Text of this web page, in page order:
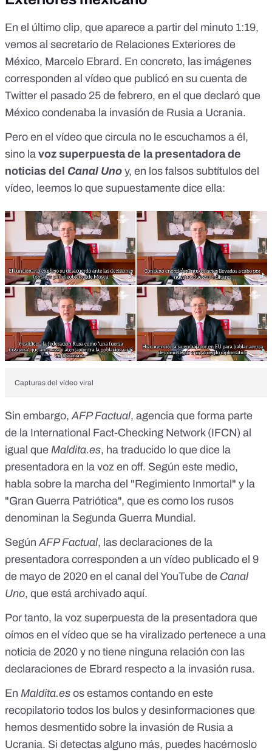
En el último clip, que aparece a partir del minuto 1:19,
vemos al secretario de Relaciones Exteriores de
México, Marcelo Ebrard. En concreto, las imágenes
corresponden al vídeo que publicó en su cuenta de
Twitter el pasado 25 de febrero, en el que declaró que
México condenaba la invasión de Rusia a Ucrania.
Pero en el vídeo que circula no le escuchamos a él,
sino la voz superpuesta de la presentadora de
noticias del Canal Uno y, en los falsos subtítulos del
vídeo, leemos lo que supuestamente dice ella:
Capturas del vídeo viral
Sin embargo, AFP Factual, agencia que forma parte
de la International Fact-Checking Network (IFCN) al
igual que Maldita.es, ha traducido lo que dice la
presentadora en la voz en off. Según este medio,
habla sobre la marcha del "Regimiento Inmortal" y la
"Gran Guerra Patriótica", que es como los rusos
denominan la Segunda Guerra Mundial.
Según AFP Factual, las declaraciones de la
presentadora corresponden a un vídeo publicado el 9
de mayo de 2020 en el canal del YouTube de Canal
Uno, que está archivado aquí.
Por tanto, la voz superpuesta de la presentadora que
oímos en el vídeo que se ha viralizado pertenece a una
noticia de 2020 y no tiene ninguna relación con las
declaraciones de Ebrard respecto a la invasión rusa.
En Maldita.es os estamos contando en este
recopilatorio todos los bulos y desinformaciones que
hemos desmentido sobre la invasión de Rusia a
Ucrania. Si detectas alguno más, puedes hacérnoslo